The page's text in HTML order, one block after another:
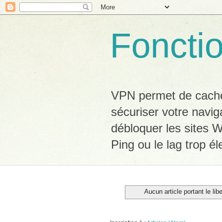
VPN permet de
sécuriser votre
débloquer les sites
Ping ou le lag trop
Aucun article portant le